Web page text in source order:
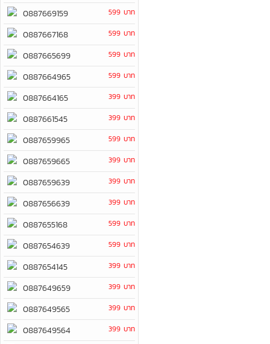
0887669159 599 บาท
0887667168 599 บาท
0887665699 599 บาท
0887664965 599 บาท
0887664165 399 บาท
0887661545 399 บาท
0887659965 599 บาท
0887659665 399 บาท
0887659639 399 บาท
0887656639 399 บาท
0887655168 599 บาท
0887654639 599 บาท
0887654145 399 บาท
0887649659 399 บาท
0887649565 399 บาท
0887649564 399 บาท